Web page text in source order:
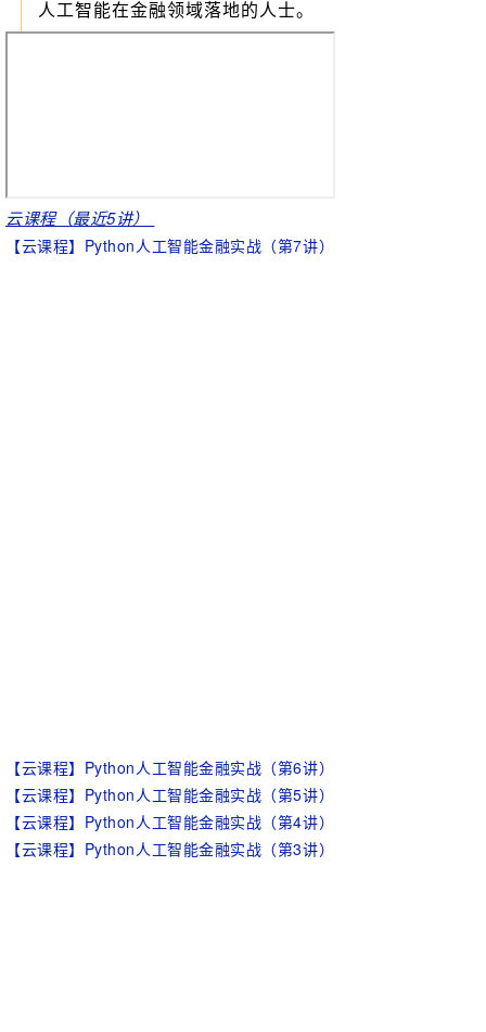
人工智能在金融领域落地的人士。
云课程（最近5讲）
【云课程】Python人工智能金融实战（第7讲）
【云课程】Python人工智能金融实战（第6讲）
【云课程】Python人工智能金融实战（第5讲）
【云课程】Python人工智能金融实战（第4讲）
【云课程】Python人工智能金融实战（第3讲）